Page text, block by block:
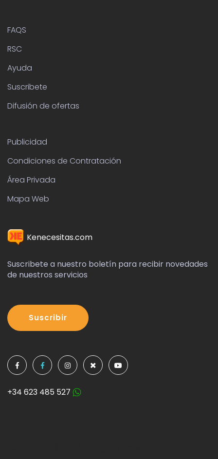
FAQS
RSC
Ayuda
Suscribete
Difusión de ofertas
Publicidad
Condiciones de Contratación
Área Privada
Mapa Web
Kenecesitas.com
Suscribete a nuestro boletín para recibir novedades
de nuestros servicios
Suscribir
+34 623 485 527